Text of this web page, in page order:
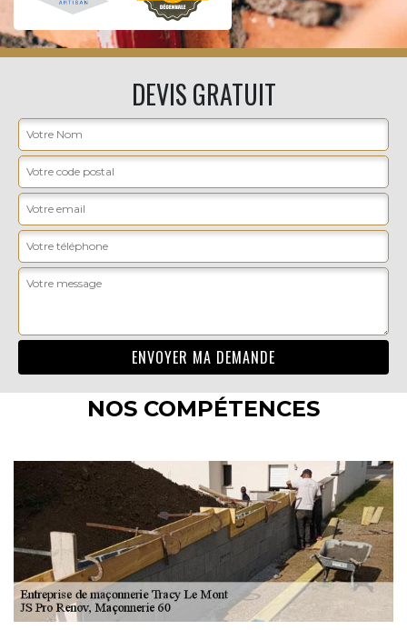
DEVIS GRATUIT
NOS COMPÉTENCES